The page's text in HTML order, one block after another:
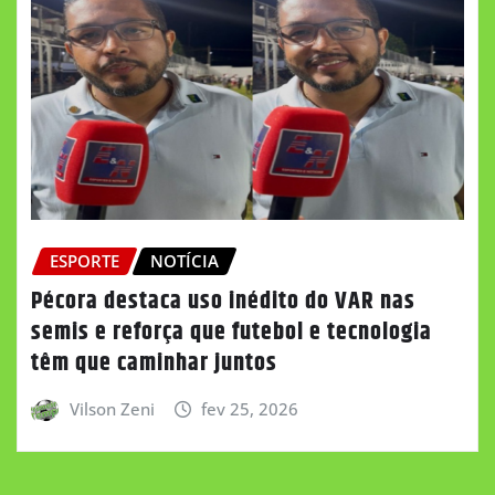
ESPORTE NOTÍCIA
Pécora destaca uso inédito do VAR nas
semis e reforça que futebol e tecnologia
têm que caminhar juntos
Vilson Zeni fev 25, 2026